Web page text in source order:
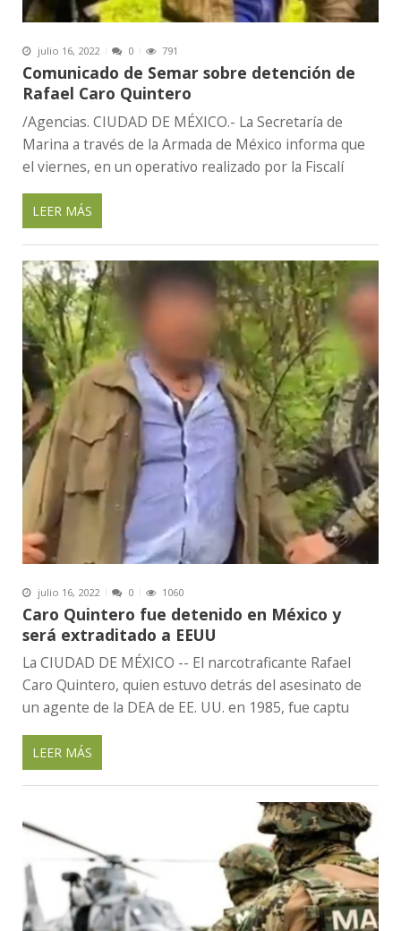
julio 16, 2022 0 791
Comunicado de Semar sobre detención de
Rafael Caro Quintero
/Agencias. CIUDAD DE MÉXICO.- La Secretaría de
Marina a través de la Armada de México informa que
el viernes, en un operativo realizado por la Fiscalí
LEER MÁS
julio 16, 2022 0 1060
Caro Quintero fue detenido en México y
será extraditado a EEUU
La CIUDAD DE MÉXICO -- El narcotraficante Rafael
Caro Quintero, quien estuvo detrás del asesinato de
un agente de la DEA de EE. UU. en 1985, fue captu
LEER MÁS